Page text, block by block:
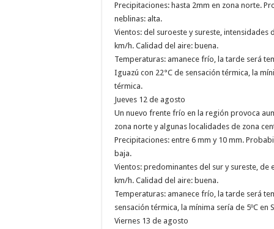
Precipitaciones: hasta 2mm en zona norte.
neblinas: alta.
Vientos: del suroeste y sureste,
km/h. Calidad del aire: buena.
Temperaturas: amanece frío, la tarde será
Iguazú con 22°C de sensación térmica, la
térmica.
Jueves 12 de agosto
Un nuevo frente frío en la región provoca
zona norte y algunas localidades de zona
Precipitaciones: entre 6 mm y 10 mm.
baja.
Vientos: predominantes del sur y sureste,
km/h. Calidad del aire: buena.
Temperaturas: amanece frío, la tarde será
sensación térmica, la mínima sería de 5ºC en
Viernes 13 de agosto